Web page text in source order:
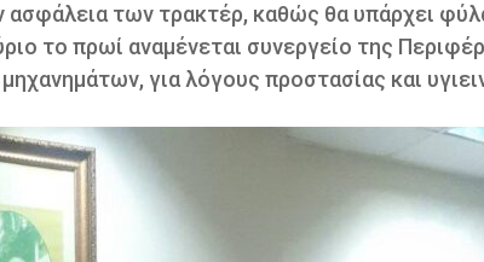
ασφάλεια των τρακτέρ, καθώς θα υπάρχει
το πρωί αναμένεται συνεργείο της
για λόγους προστασίας και